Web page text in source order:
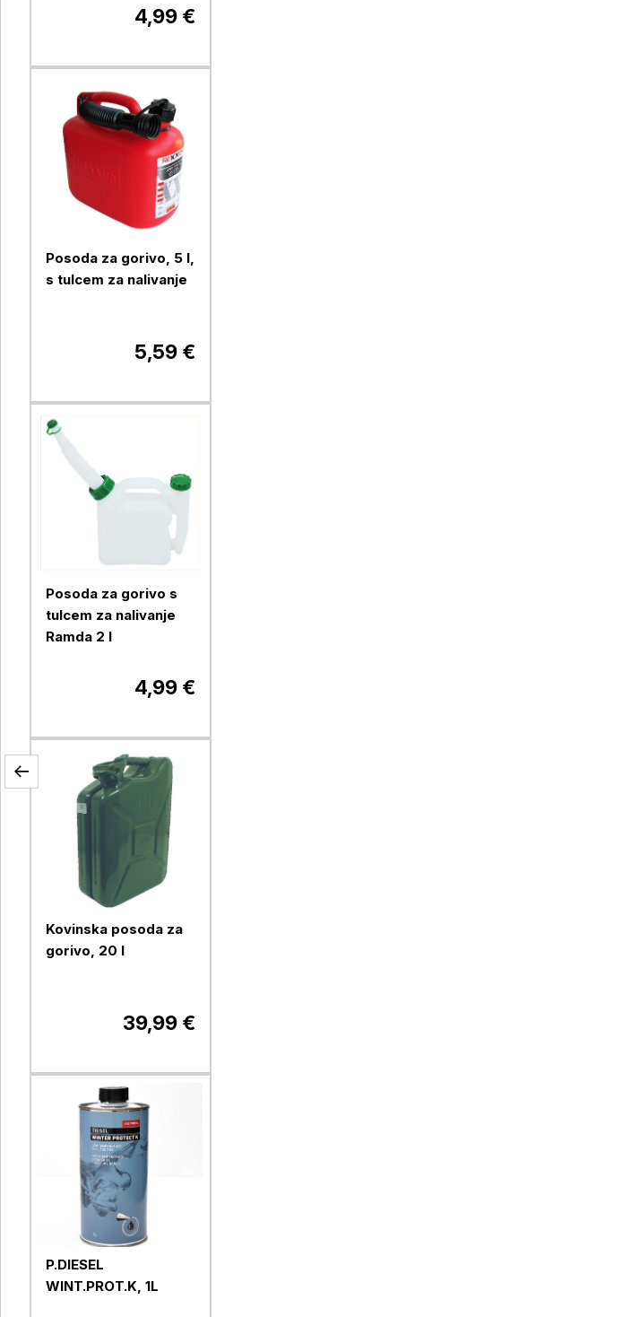
4,99 €
Posoda za gorivo, 5 l,
s tulcem za nalivanje
5,59 €
Posoda za gorivo s
tulcem za nalivanje
Ramda 2 l
4,99 €
Kovinska posoda za
gorivo, 20 l
39,99 €
P.DIESEL
WINT.PROT.K, 1L